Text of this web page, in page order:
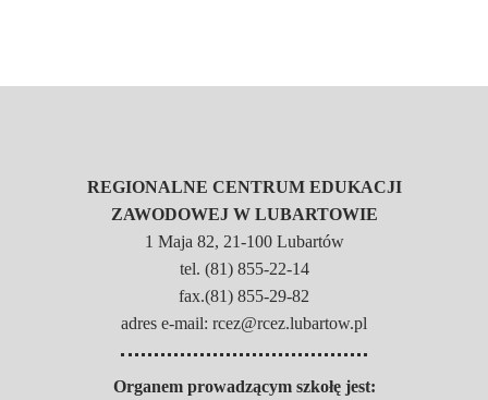
REGIONALNE CENTRUM EDUKACJI
ZAWODOWEJ W LUBARTOWIE
1 Maja 82, 21-100 Lubartów
tel. (81) 855-22-14
fax.(81) 855-29-82
adres e-mail: rcez@rcez.lubartow.pl
Organem prowadzącym szkołę jest: